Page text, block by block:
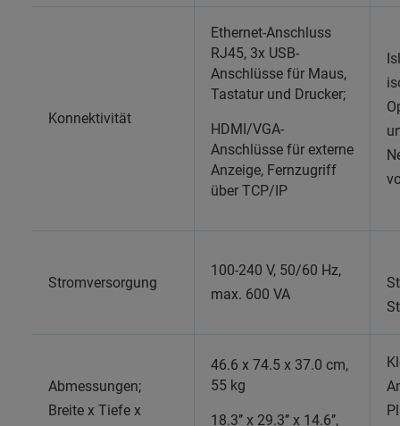
Konnektivität
Ethernet-Anschluss
RJ45, 3x USB-
Anschlüsse für Maus,
Tastatur und Drucker;
HDMI/VGA-
Anschlüsse für externe
Anzeige, Fernzugriff
über TCP/IP
Stromversorgung
100-240 V, 50/60 Hz,
max. 600 VA
Abmessungen;
Breite x Tiefe x
46.6 x 74.5 x 37.0 cm,
55 kg
18.3’’ x 29.3’’ x 14.6’’,